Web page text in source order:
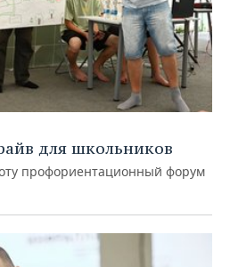
для школьников
профориентационный форум